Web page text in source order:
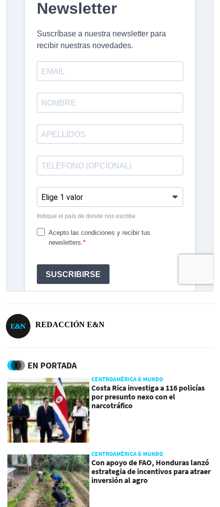
REDACCIÓN E&N
EN PORTADA
CENTROAMÉRICA & MUNDO
Costa Rica investiga a 116 policías
por presunto nexo con el
narcotráfico
CENTROAMÉRICA & MUNDO
Con apoyo de FAO, Honduras lanzó
estrategia de incentivos para atraer
inversión al agro